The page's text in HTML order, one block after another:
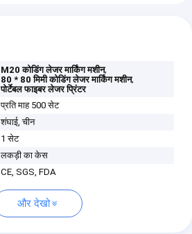
M20 कोडिंग लेजर मार्किंग मशीन,
80 * 80 मिमी कोडिंग लेजर मार्किंग मशीन,
पोर्टेबल फाइबर लेजर प्रिंटर
प्रति माह 500 सेट
शंघाई, चीन
1 सेट
लकड़ी का केस
CE, SGS, FDA
और देखो